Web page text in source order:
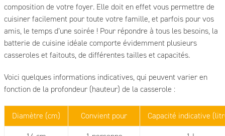
composition de votre foyer. Elle doit en effet vous permettre de
cuisiner facilement pour toute votre famille, et parfois pour vos
amis, le temps d’une soirée ! Pour répondre à tous les besoins, la
batterie de cuisine idéale comporte évidemment plusieurs
casseroles et faitouts, de différentes tailles et capacités.
Voici quelques informations indicatives, qui peuvent varier en
fonction de la profondeur (hauteur) de la casserole :
Diamètre (cm) Convient pour Capacité indicative